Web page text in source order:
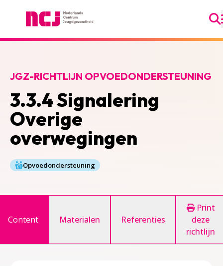
3.3.4 Signalering
Overige
overwegingen
JGZ-RICHTLIJN OPVOEDONDERSTEUNING
Opvoedondersteuning
Content Materialen Referenties
Print
deze
richtlijn